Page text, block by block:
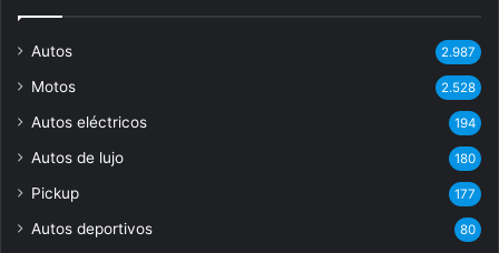
Autos 2.987
Motos 2.528
Autos eléctricos 194
Autos de lujo 180
Pickup 177
Autos deportivos 80